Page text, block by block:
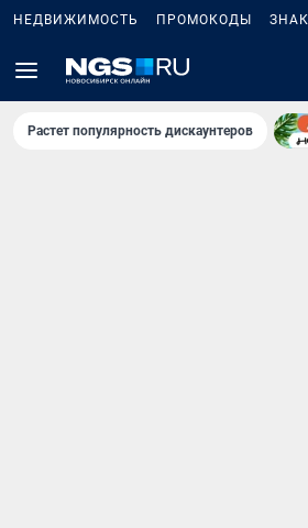
НЕДВИЖИМОСТЬ ПРОМОКОДЫ
Растет популярность дискаунтеров